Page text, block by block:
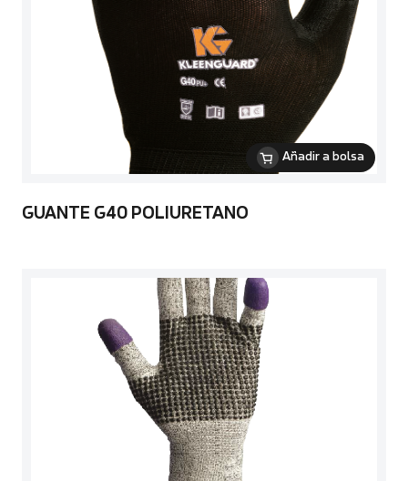
Añadir a bolsa
GUANTE G40 POLIURETANO